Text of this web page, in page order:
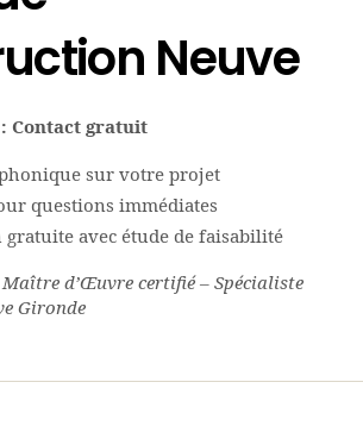
Neuve
Contact gratuit
sur votre projet
questions immédiates
avec étude de faisabilité
Maître d’Œuvre certifié – Spécialiste
Gironde